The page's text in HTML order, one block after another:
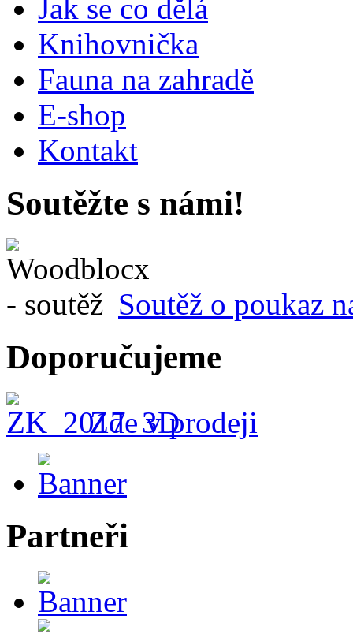
Jak se co dělá
Knihovnička
Fauna na zahradě
E-shop
Kontakt
Soutěžte s námi!
Soutěž o poukaz
Doporučujeme
Zde v prodeji
Partneři